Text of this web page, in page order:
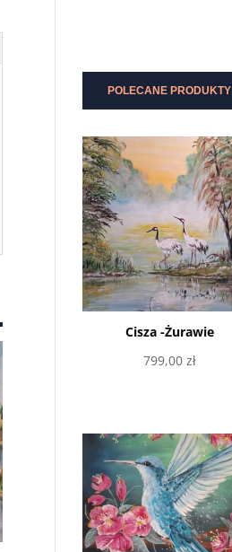
POLECANE PRODUKTY
Cisza -Żurawie
799,00 zł